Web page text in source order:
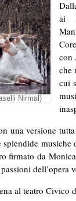
Nirmal)
ai
con
che
cui
una versione
firmato da
dell’opera
al teatro Civico